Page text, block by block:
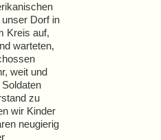
Dorf in
Kreis auf,
warteten,
weit und
zu
wir Kinder
neugierig